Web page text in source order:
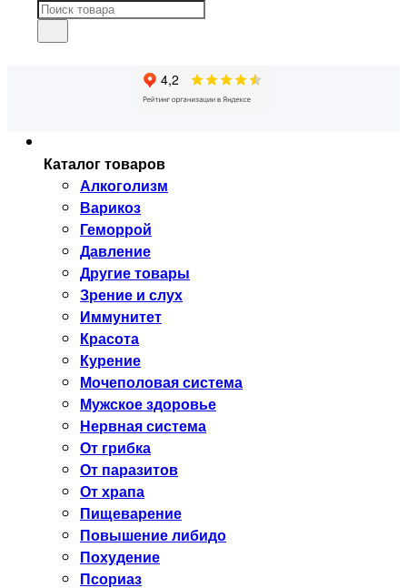
Каталог товаров
Алкоголизм
Варикоз
Геморрой
Давление
Другие товары
Зрение и слух
Иммунитет
Красота
Курение
Мочеполовая система
Мужское здоровье
Нервная система
От грибка
От паразитов
От храпа
Пищеварение
Повышение либидо
Похудение
Псориаз